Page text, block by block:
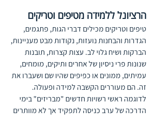
הרציונל ללמידה מטיפים וטריקים
טיפים וטריקים מכילים דברי הגות, פתגמים,
הגדרות והבחנות נועזות, נקודות מבט מעניינות,
הברקות ושיח גלוי לב. עצות קצרות, תובנות
שנונות פרי ניסיון של אחרים ותיקים, מומחים,
עמיתים, ממונים או כפיפים שהיו שם ושעברו את
זה. הם מעוררים הקשבה למידה ופעולה.
לדוגמה ראשי רשויות חדשים "מבריזים" בימי
הדרכה של ערב כניסה לתפקיד אך לא מוותרים